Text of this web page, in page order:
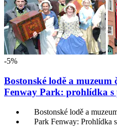
-5%
Bostonské lodě a
Fenway Park: prohlídka s
Bostonské lodě a
Park Fenway: Prohlídka